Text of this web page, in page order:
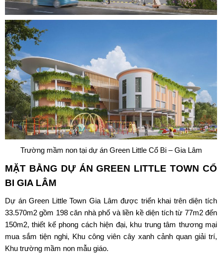
Trường mầm non tại dự án Green Little Cổ Bi – Gia Lâm
MẶT BẰNG DỰ ÁN GREEN LITTLE TOWN CỔ
BI GIA LÂM
Dự ánGreen Little Town Gia Lâm được triển khai trên diện tích
33.570m2 gồm 198 căn nhà phố và liền kề diện tích từ 77m2 đến
150m2, thiết kế phong cách hiện đại, khu trung tâm thương mại
mua sắm tiện nghi, Khu công viên cây xanh cảnh quan giải trí,
Khu trường mầm non mẫu giáo.